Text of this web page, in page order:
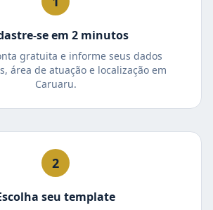
se em 2 minutos
gratuita e informe seus dados
área de atuação e localização em
Caruaru.
2
seu template